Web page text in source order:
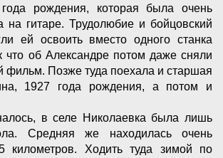
рождения, которая была очень
на гитаре. Трудолюбие и бойцовский
ей освоить вместо одного станка
что об Александре потом даже сняли
фильм. Позже туда поехала и старшая
1927 года рождения, а потом и
в селе Николаевка была лишь
Средняя же находилась очень
километров. Ходить туда зимой по